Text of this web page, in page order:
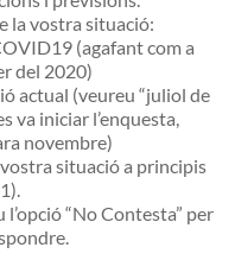
la vostra situació:
(agafant com a
del 2020)
actual (veureu “juliol de
va iniciar l’enquesta,
novembre)
situació a principis
“No Contesta” per